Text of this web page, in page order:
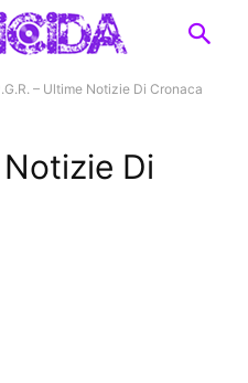
– Ultime Notizie Di Cronaca
Notizie Di